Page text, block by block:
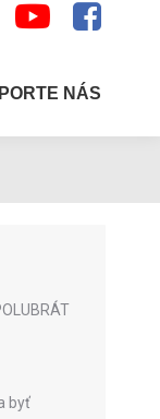
NÁS
byť